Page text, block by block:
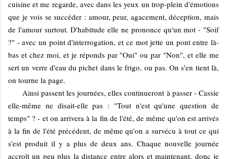
cuisine et me regarde, avec dans les yeux un trop-plein d'émotions
que je vois se succéder : amour, peur, agacement, déception, mais
de l'amour surtout. D'habitude elle ne prononce qu'un mot - "Soif
?" - avec un point d'interrogation, et ce mot jette un pont entre là-
bas et chez moi, et je réponds par "Oui" ou par "Non", et elle me
sert un verre d'eau du pichet dans le frigo, ou pas. On s'en tient là,
on tourne la page.
Ainsi passent les journées, elles continueront à passer - Cassie
elle-même ne disait-elle pas : "Tout n'est qu'une question de
temps" ? - et on arrivera à la fin de l'été, de même qu'on est arrivés
à la fin de l'été précédent, de même qu'on a survécu à tout ce qui
s'est produit il y a plus de deux ans. Chaque nouvelle journée
accroît un peu plus la distance entre alors et maintenant, donc je